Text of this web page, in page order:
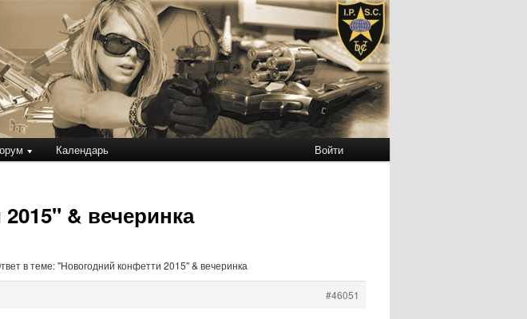
Календарь Войти
& вечеринка
в теме: "Новогодний конфетти 2015" & вечеринка
#46051